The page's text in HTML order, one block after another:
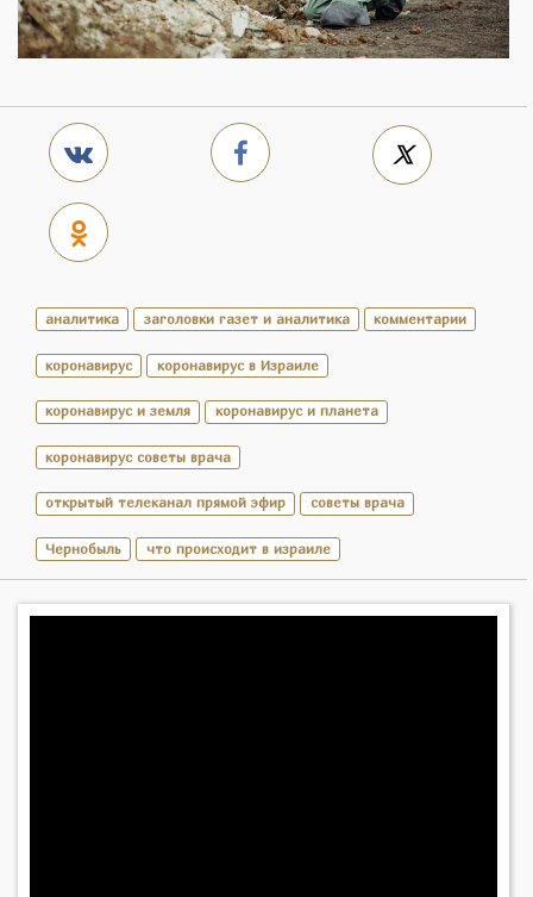
аналитика заголовки газет и аналитика комментарии
коронавирус коронавирус в Израиле
коронавирус и земля коронавирус и планета
коронавирус советы врача
открытый телеканал прямой эфир советы врача
Чернобыль что происходит в израиле